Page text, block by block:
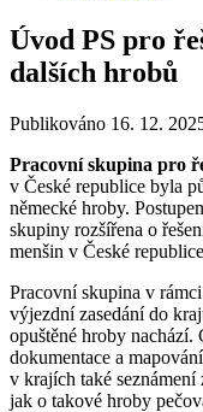
Úvod PS pro
dalších hrobů
Publikováno 16. 12.
Pracovní skupina pro
v České republice byla
německé hroby.
skupiny rozšířena o
menšin v České
Pracovní skupina v
výjezdní zasedání do
opuštěné hroby
dokumentace a
v krajích také seznámení
jak o takové hroby